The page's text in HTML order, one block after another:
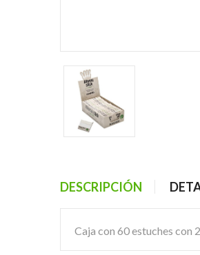
DESCRIPCIÓN
Caja con 60 estuches con